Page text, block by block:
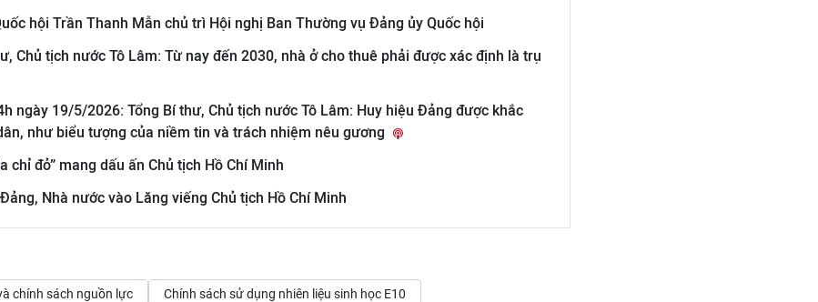
hội Trần Thanh Mẫn chủ trì Hội nghị Ban Thường vụ Đảng ủy Quốc hội
Chủ tịch nước Tô Lâm: Từ nay đến 2030, nhà ở cho thuê phải được xác định là trụ
ngày 19/5/2026: Tổng Bí thư, Chủ tịch nước Tô Lâm: Huy hiệu Đảng được khắc
như biểu tượng của niềm tin và trách nhiệm nêu gương
chỉ đỏ” mang dấu ấn Chủ tịch Hồ Chí Minh
Nhà nước vào Lăng viếng Chủ tịch Hồ Chí Minh
chính sách nguồn lực Chính sách sử dụng nhiên liệu sinh học E10